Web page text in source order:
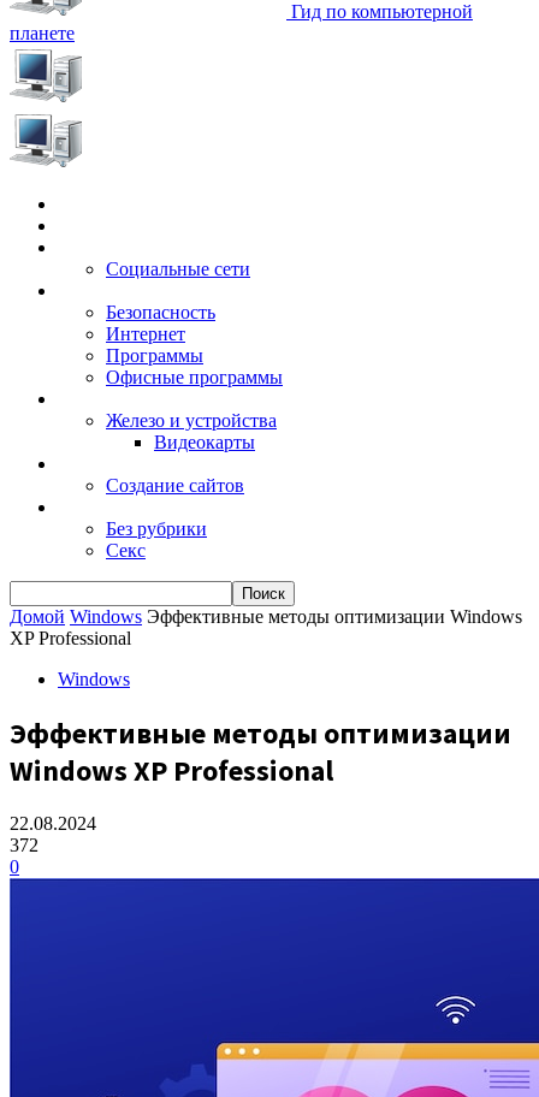
Гид по компьютерной
планете
Социальные сети
Безопасность
Интернет
Программы
Офисные программы
Железо и устройства
Видеокарты
Создание сайтов
Без рубрики
Секс
Домой Windows Эффективные методы оптимизации Windows
XP Professional
Windows
Эффективные методы оптимизации
Windows XP Professional
22.08.2024
372
0